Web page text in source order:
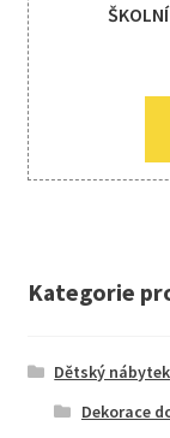
Kategorie
Dětský nábytek
Dekorace